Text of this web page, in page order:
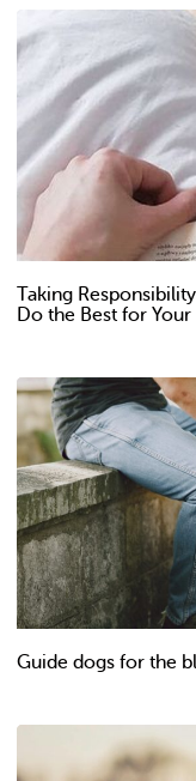
Taking
Do the Best for
Guide dogs for the